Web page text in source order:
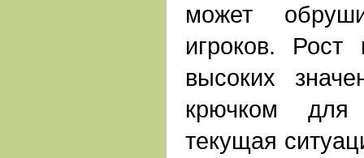
может
игроков.
высоких
крючком
текущая